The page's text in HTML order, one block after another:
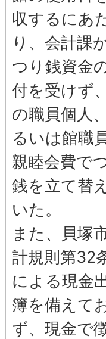
収するにあ
り、会計課
つり銭資金
付を受けず
の職員個人
るいは館職
親睦会費で
銭を立て替
いた。
また、貝塚
計規則第32
による現金
簿を備えて
ず、現金で